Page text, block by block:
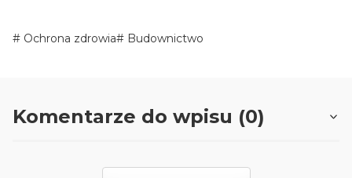
Ochrona zdrowia Budownictwo
Komentarze do wpisu (0)